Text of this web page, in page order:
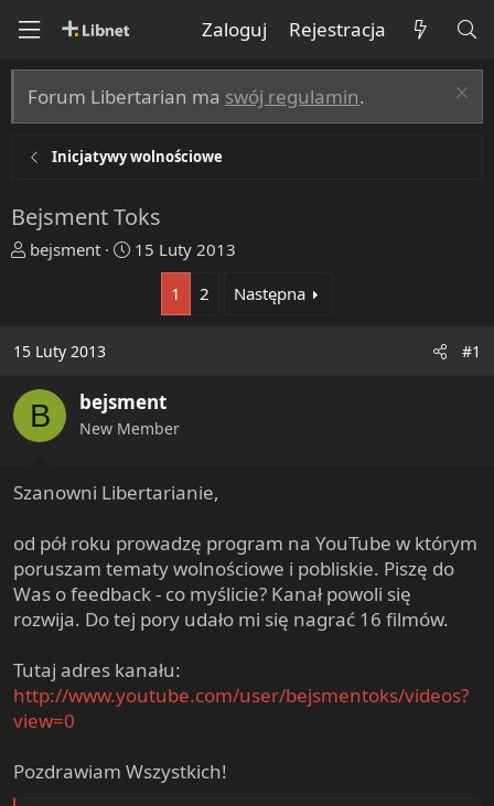
Zaloguj Rejestracja
Forum Libertarian ma swój regulamin.
Inicjatywy wolnościowe
Bejsment Toks
T
a
d
s
t
a
e
bejsment
R
ę
t
15 Luty 2013
1
2 Następna
15 Luty 2013 #1
B bejsment
New Member
Szanowni Libertarianie,
od pół roku prowadzę program na YouTube w którym
poruszam tematy wolnościowe i pobliskie. Piszę do
Was o feedback - co myślicie? Kanał powoli się
rozwija. Do tej pory udało mi się nagrać 16 filmów.
Tutaj adres kanału:
http://www.youtube.com/user/bejsmentoks/videos?
view=0
Pozdrawiam Wszystkich!